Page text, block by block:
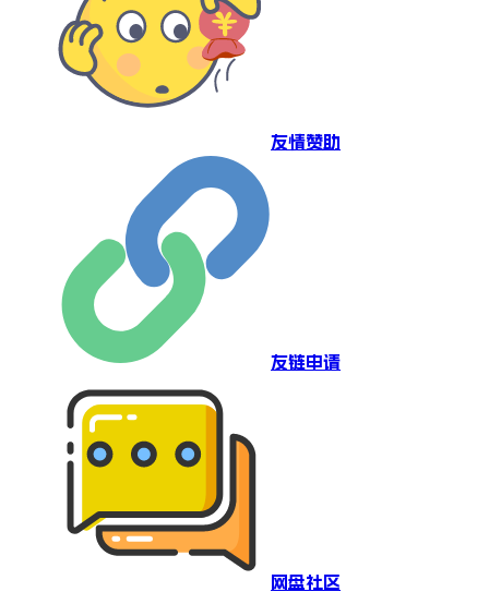
友情赞助
友链申请
网盘社区